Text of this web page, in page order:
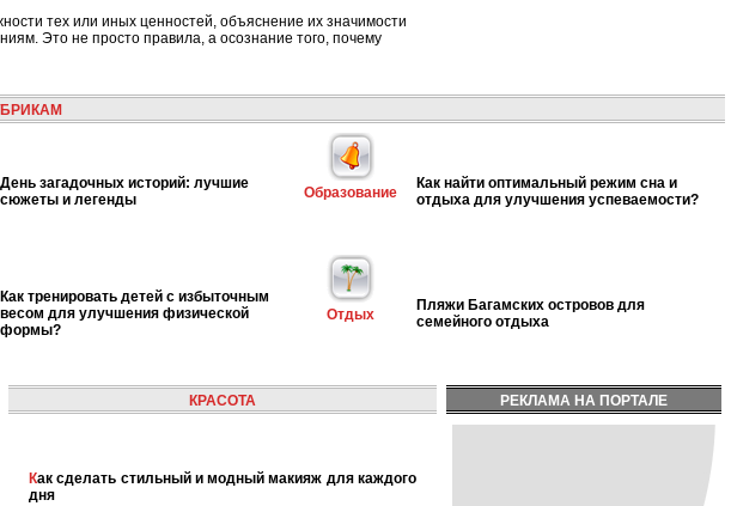
тех или иных ценностей, объяснение их значимости
Это не просто правила, а осознание того, почему
День загадочных историй: лучшие
сюжеты и легенды
Образование
Как найти оптимальный режим сна и
отдыха для улучшения успеваемости?
Как тренировать детей с избыточным
весом для улучшения физической
формы?
Отдых
Пляжи Багамских островов для
семейного отдыха
КРАСОТА
Как сделать стильный и модный макияж для каждого
дня
РЕКЛАМА НА ПОРТАЛЕ